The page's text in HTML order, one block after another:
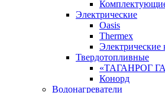
Электрические
Oasis
Thermex
Электрические
Твердотопливные
«ТАГАНРОГ
Конорд
Водонагреватели